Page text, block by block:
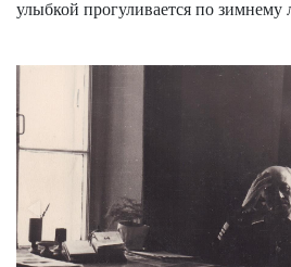
улыбкой прогуливается по зимнему